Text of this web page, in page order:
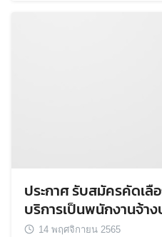
ประกาศ รับสมัครคัดเลื
บริการเป็นพนักงานจ้า
14 พฤศจิกายน 2565